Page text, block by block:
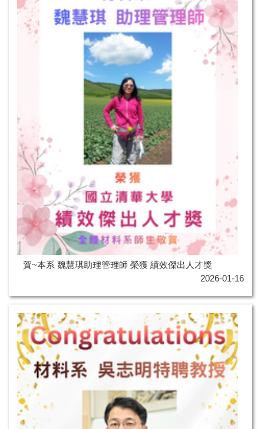
賀~本系 魏慧琪助理管理師 榮獲 績效傑出人才獎
2026-01-16